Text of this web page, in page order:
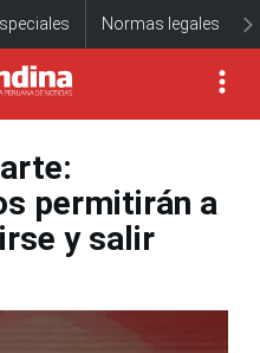
Normas legales
permitirán a
y salir